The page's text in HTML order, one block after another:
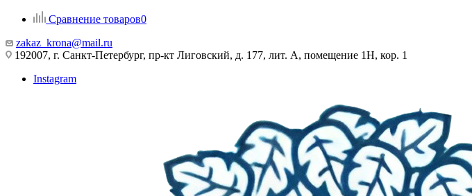
Сравнение товаров0
zakaz_krona@mail.ru
192007, г. Санкт-Петербург, пр-кт Лиговский, д. 177, лит. А, помещение 1Н, кор. 1
Instagram